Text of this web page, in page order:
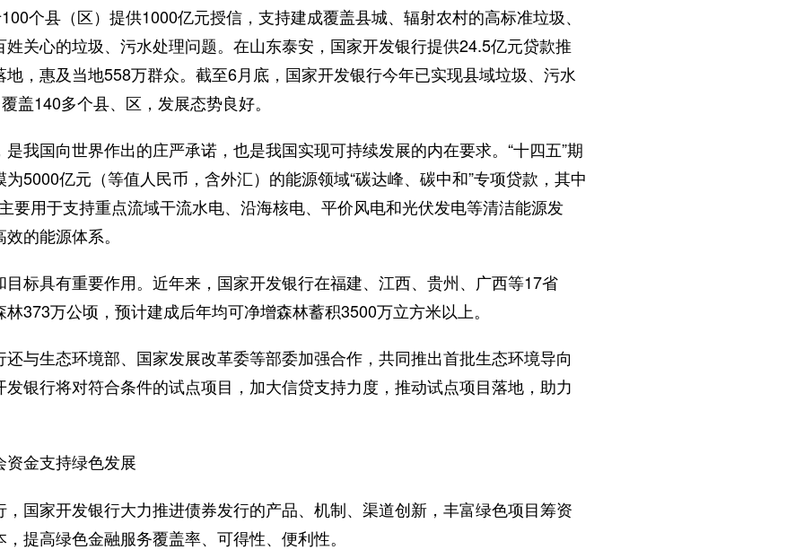
个县（区）提供1000亿元授信，支持建成覆盖县城、辐射农村的高标准垃圾、
关心的垃圾、污水处理问题。在山东泰安，国家开发银行提供24.5亿元贷款推
，惠及当地558万群众。截至6月底，国家开发银行今年已实现县域垃圾、污水
盖140多个县、区，发展态势良好。
我国向世界作出的庄严承诺，也是我国实现可持续发展的内在要求。“十四五”期
5000亿元（等值人民币，含外汇）的能源领域“碳达峰、碳中和”专项贷款，其中
要用于支持重点流域干流水电、沿海核电、平价风电和光伏发电等清洁能源发
的能源体系。
标具有重要作用。近年来，国家开发银行在福建、江西、贵州、广西等17省
林373万公顷，预计建成后年均可净增森林蓄积3500万立方米以上。
与生态环境部、国家发展改革委等部委加强合作，共同推出首批生态环境导向
银行将对符合条件的试点项目，加大信贷支持力度，推动试点项目落地，助力
金支持绿色发展
国家开发银行大力推进债券发行的产品、机制、渠道创新，丰富绿色项目筹资
提高绿色金融服务覆盖率、可得性、便利性。